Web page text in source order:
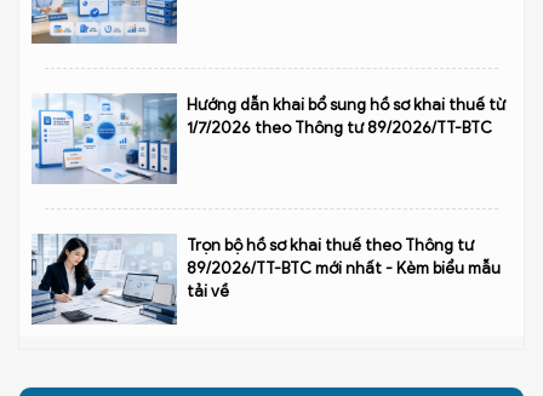
Hướng dẫn khai bổ sung hồ sơ khai thuế từ
1/7/2026 theo Thông tư 89/2026/TT-BTC
Trọn bộ hồ sơ khai thuế theo Thông tư
89/2026/TT-BTC mới nhất - Kèm biểu mẫu
tải về